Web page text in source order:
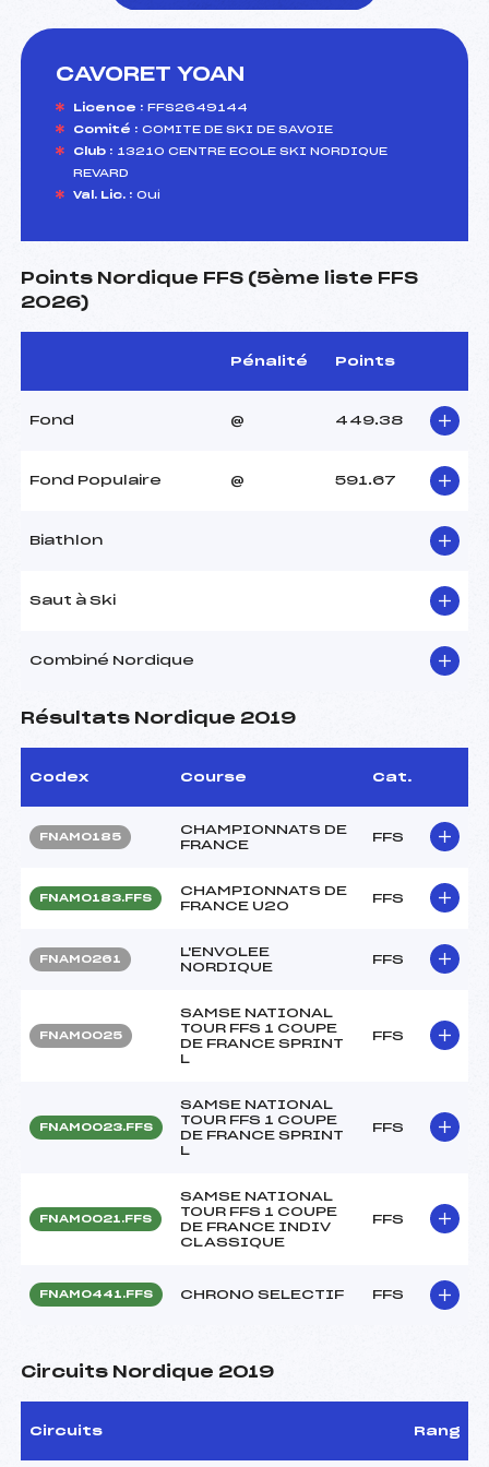
CAVORET YOAN
Licence : FFS2649144
Comité : COMITE DE SKI DE SAVOIE
Club : 13210 CENTRE ECOLE SKI NORDIQUE
REVARD
Val. Lic. : Oui
Points Nordique FFS (5ème liste FFS
2026)
Pénalité Points
Fond @ 449.38
Fond Populaire @ 591.67
Biathlon
Saut à Ski
Combiné Nordique
Résultats Nordique 2019
Codex Course Cat.
FNAM0185
CHAMPIONNATS DE
FRANCE
FFS
FNAM0183.FFS
CHAMPIONNATS DE
FRANCE U20
FFS
FNAM0261
L'ENVOLEE
NORDIQUE
FFS
FNAM0025
SAMSE NATIONAL
TOUR FFS 1 COUPE
DE FRANCE SPRINT
L
FFS
FNAM0023.FFS
SAMSE NATIONAL
TOUR FFS 1 COUPE
DE FRANCE SPRINT
L
FFS
FNAM0021.FFS
SAMSE NATIONAL
TOUR FFS 1 COUPE
DE FRANCE INDIV
CLASSIQUE
FFS
FNAM0441.FFS CHRONO SELECTIF FFS
Circuits Nordique 2019
Circuits Rang